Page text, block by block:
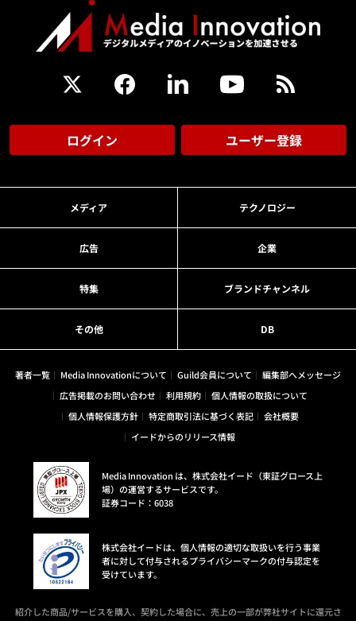
ログイン ユーザー登録
メディア テクノロジー
広告 企業
特集 ブランドチャンネル
その他 DB
著者一覧 Media Innovationについて Guild会員について
編集部へメッセージ
広告掲載のお問い合わせ
利用規約
個人情報の取扱について
個人情報保護方針
特定商取引法に基づく表記
会社概要
イードからのリリース情報
Media Innovation は、株式会社イード（東証グロース上
場）の運営するサービスです。
証券コード：6038
株式会社イードは、個人情報の適切な取扱いを行う事業
者に対して付与されるプライバシーマークの付与認定を
受けています。
紹介した商品/サービスを購入、契約した場合に、売上の一部が弊社サイトに還元さ